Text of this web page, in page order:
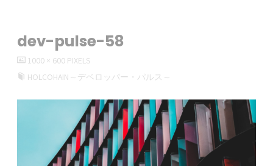
dev-pulse-58
FULL
SIZE
1000 × 600 PIXELS
HOLCOHAIN～デベロッパー・パルス～